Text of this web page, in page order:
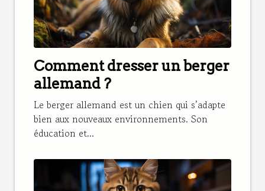
Comment dresser un berger
allemand ?
Le berger allemand est un chien qui s’adapte
bien aux nouveaux environnements. Son
éducation et...